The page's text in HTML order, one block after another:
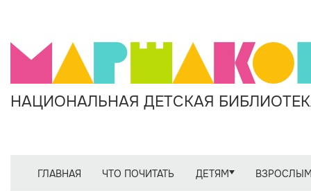
НАЦИОНАЛЬНАЯ ДЕТСКАЯ
ГЛАВНАЯ ЧТО ПОЧИТАТЬ ДЕТЯМ